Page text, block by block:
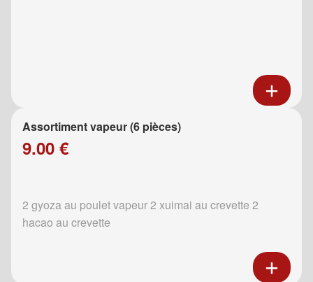
Assortiment vapeur (6 pièces)
9.00 €
2 gyoza au poulet vapeur 2 xuimai au crevette 2
hacao au crevette